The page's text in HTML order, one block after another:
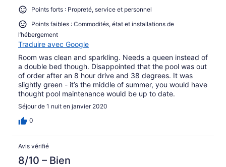
Points forts : Propreté, service et personnel
Points faibles : Commodités, état et installations de
l’hébergement
Traduire avec Google
Room was clean and sparkling. Needs a queen instead of
a double bed though. Disappointed that the pool was out
of order after an 8 hour drive and 38 degrees. It was
slightly green - it’s the middle of summer, you would have
thought pool maintenance would be up to date.
Séjour de 1 nuit en janvier 2020
0
Avis vérifié
8/10 – Bien